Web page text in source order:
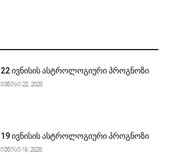
22 ივნისის ასტროლოგიური პროგნოზი
ივნისი 22, 2026
19 ივნისის ასტროლოგიური პროგნოზი
ივნისი 18, 2026